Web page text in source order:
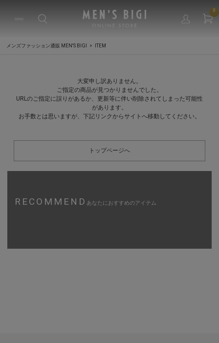
0
メンズファッション通販 MEN'S BIGI ITEM
大変申し訳ありません。
ご指定の商品が見つかりませんでした。
URLのご指定に誤りがあるか、更新等に伴い削除されてしまった可能性
があります。
お手数とは思いますが、下記リンクからサイトへ移動してください。
トップページへ
RECOMMEND あなたにおすすめのアイテム